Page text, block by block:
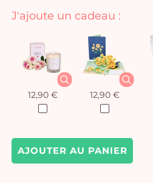
AJOUTER AU PANIER
J'ajoute un cadeau :
12,90 € 12,90 €